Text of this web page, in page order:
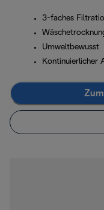
3-faches
Umweltbewusst
Kontinuierlicher